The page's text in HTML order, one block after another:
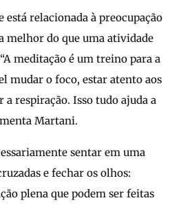
está relacionada à preocupação
melhor do que uma atividade
meditação é um treino para a
mudar o foco, estar atento aos
respiração. Isso tudo ajuda a
Martani.
sentar em uma
e fechar os olhos:
plena que podem ser feitas